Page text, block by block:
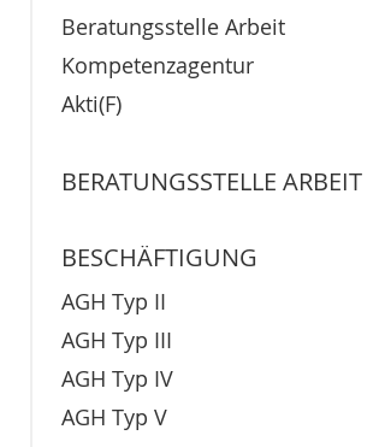
Beratungsstelle Arbeit
Kompetenzagentur
Akti(F)
BERATUNGSSTELLE ARBEIT
BESCHÄFTIGUNG
AGH Typ II
AGH Typ III
AGH Typ IV
AGH Typ V